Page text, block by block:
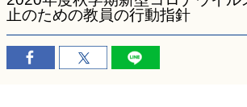
止のための教員の行動指針